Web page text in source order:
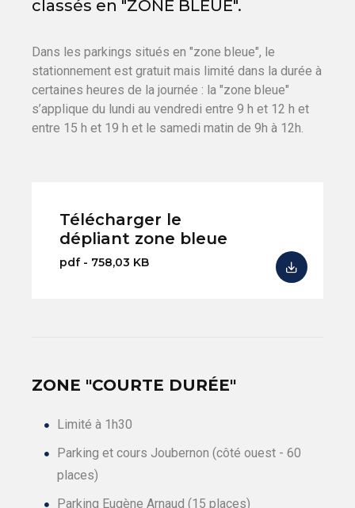
classés en "ZONE BLEUE".
Dans les parkings situés en "zone bleue", le
stationnement est gratuit mais limité dans la durée à
certaines heures de la journée : la "zone bleue"
s’applique du lundi au vendredi entre 9 h et 12 h et
entre 15 h et 19 h et le samedi matin de 9h à 12h.
Télécharger le
dépliant zone bleue
pdf - 758,03 KB
ZONE "COURTE DURÉE"
Limité à 1h30
Parking et cours Joubernon (côté ouest - 60
places)
Parking Eugène Arnaud (15 places)